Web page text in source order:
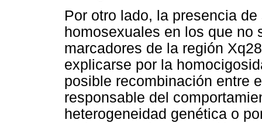
Por otro lado, la presencia
homosexuales en los que no
marcadores de la región
explicarse por la
posible recombinación entre
responsable del
heterogeneidad genética o